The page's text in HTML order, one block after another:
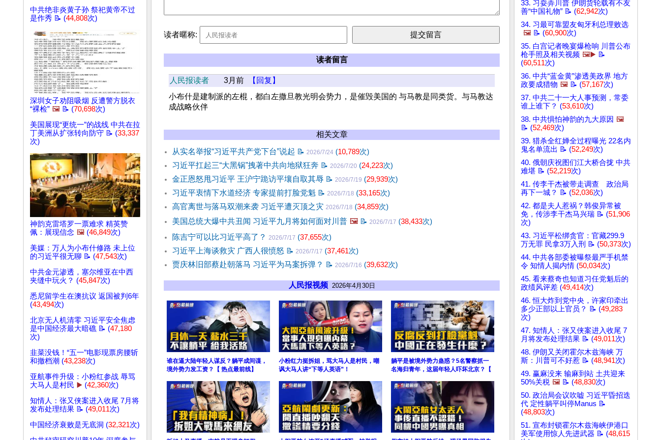
中共绝非炎黄子孙 祭祀黄帝不过
是作秀 📝 (44,808次)
深圳女子劝阻吸烟 反遭警方脱衣
“裸检” 🖼️ 📝 (70,698次)
美国展现“更统一”的战线 中共在拉
丁美洲从扩张转向防守 📝 (33,337
次)
神韵克雷塔罗一票难求 精英赞
佩：展现信念 🖼️ (46,849次)
美媒：万人为小布什修路 未上位
的习近平很无聊 📝 (47,543次)
中共金元渗透，塞尔维亚在中西
夹缝中玩火？ (45,847次)
悉尼留学生在澳抗议 返国被判6年
(43,494次)
北京无人机清零 习近平安全焦虑
是中国经济最大暗礁 📝 (47,180
次)
韭菜没钱！“五一”电影现票房腰斩
和撤档潮 (43,238次)
亚航事件升级：小粉红参战 辱骂
大马人是村民 ▶️ (42,360次)
知情人：张又侠案进入收尾 7月将
发布处理结果 📝 (49,011次)
中国经济衰败是无底洞 (32,321次)
读者暱称:
读者留言
人民报读者 3月前
【回复】
小布什是建制派的左棍，都白左撒旦教光明会势力，是催毁美国的 与马教是同类货。与马教达
成战略伙伴
相关文章
从实名举报“习近平共产党下台”说起 📝 2026/7/24 (10,789次)
习近平扛起三“大黑锅”拽著中共向地狱狂奔 📝 2026/7/20 (24,223次)
金正恩怒甩习近平 王沪宁跪访平壤自取其辱 📝 2026/7/19 (29,939次)
习近平衷情下水道经济 专家提前打脸党魁 📝 2026/7/18 (33,165次)
高官离世与落马双潮来袭 习近平遭灭顶之灾 2026/7/18 (34,859次)
美国总统大爆中共丑闻 习近平九月将如何面对川普 🖼️ 📝 2026/7/17 (38,433次)
陈吉宁可以比习近平高了？ 2026/7/17 (37,655次)
习近平上海谈救灾 广西人很愤怒 📝 2026/7/17 (37,461次)
贾庆林旧部蔡赴朝落马 习近平为马案拆弹？ 📝 2026/7/16 (39,632次)
人民报视频 2026年4月30日
谁在逼大陆年轻人谋反？躺平成间谍，
境外势力发工资？【 热点最前线】
小粉红力挺拆姐，骂大马人是村民，嘲
讽大马人讲“下等人英语”！
躺平是被境外势力蛊惑？5名警察抓一
名海归青年，这届年轻人吓坏北京？【
33. 习耍弄川普 伊朗货轮载有不友
善“中国礼物” 📝 (62,942次)
34. 习最可靠盟友匈牙利总理败选
🖼️ 📝 (60,900次)
35. 白宫记者晚宴爆枪响 川普公布
枪手照及相关视频 🖼️▶️ 📝
(60,511次)
36. 中共“蓝金黄”渗透美政界 地方
政要成猎物 🖼️ 📝 (57,167次)
37. 中共二十一大人事预测，常委
谁上谁下？ (53,610次)
38. 中共惧怕神韵的九大原因 🖼️
📝 (52,469次)
39. 猎杀全红婵全过程曝光 22名内
鬼名单流出 📝 (52,249次)
40. 俄朝庆祝图们江大桥合拢 中共
难堪 📝 (52,219次)
41. 传李干杰被带走调查 政治局
再下一城？ 📝 (52,036次)
42. 都是夫人惹祸？韩俊异常被
免，传涉李干杰马兴瑞 📝 (51,906
次)
43. 习近平松绑贪官：官藏299.9
万无罪 民拿3万入刑 📝 (50,373次)
44. 中共各部委被曝祭最严手机禁
令 知情人揭内情 (50,034次)
45. 看来蔡奇也知道习任党魁后的
政绩风评差 (49,414次)
46. 恒大炸到党中央，许家印牵出
多少正部以上官员？ 📝 (49,283
次)
47. 知情人：张又侠案进入收尾 7
月将发布处理结果 📝 (49,011次)
48. 伊朗又关闭霍尔木兹海峡 万
斯：川普可不好惹 📝 (48,941次)
49. 赢麻没来 输麻到站 土共迎来
50%关税 🖼️ 📝 (48,830次)
50. 政治局会议吹嘘 习近平昏招迭
代 定性躺平叫停Manus 📝
(48,803次)
51. 宣布封锁霍尔木兹海峡伊港口
美军使用惊人先进武器 📝 (48,615